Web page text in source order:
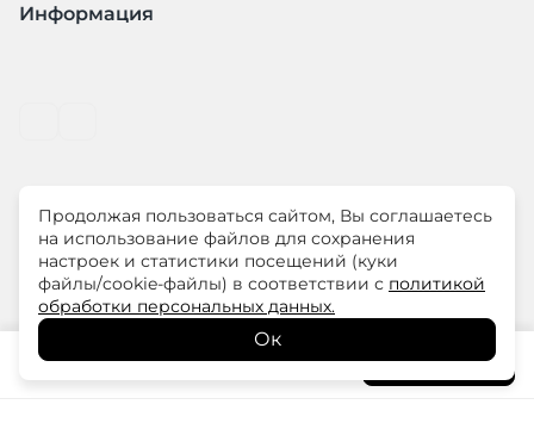
12 300₽
7 380₽ В корзину
Информация
© ООО "ЛиМ Холдинг" 2026
ELISA.AND.ME – элегантная премиум одежда для
современных женщин
Продолжая пользоваться сайтом, Вы соглашаетесь
на использование файлов для сохранения
настроек и статистики посещений (куки
файлы/cookie-файлы) в соответствии с политикой
обработки персональных данных.
Ок